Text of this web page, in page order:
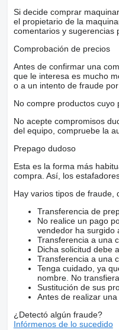
Si decide comprar
el propietario de la
comentarios y sugerencias
Comprobación de precios
Antes de confirmar una
que le interesa es mucho
o a un intento de fraude
No compre productos cuyo
No acepte compromisos
del equipo, compruebe la
Prepago dudoso
Esta es la forma más
compra. Así, los
Hay varios tipos de fraude,
Transferencia de
No realice un pago
vendedor ha surgido
Transferencia a una
Dicha solicitud debe
Transferencia a una
Tenga cuidado, ya
nombre. No
Sustitución de sus
Antes de realizar
¿Detectó algún fraude?
Infórmenos de lo sucedido